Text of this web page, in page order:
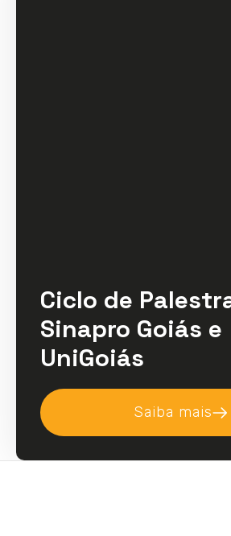
Ciclo de
Sinapro Goiás e
UniGoiás
Saiba mais